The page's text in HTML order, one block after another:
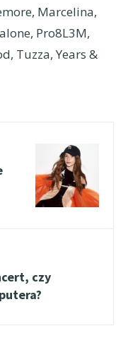
, Marcelina,
, Pro8L3M,
, Tuzza, Years &
czy